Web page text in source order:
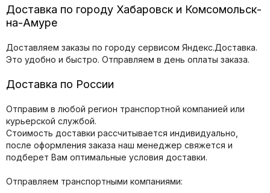
Доставка по городу Хабаровск и Комсомольск-
на-Амуре
Доставляем заказы по городу сервисом Яндекс.Доставка.
Это удобно и быстро. Отправляем в день оплаты заказа.
Доставка по России
Отправим в любой регион транспортной компанией или
курьерской службой.
Стоимость доставки рассчитывается индивидуально,
после оформления заказа наш менеджер свяжется и
подберет Вам оптимальные условия доставки.
Отправляем транспортными компаниями: